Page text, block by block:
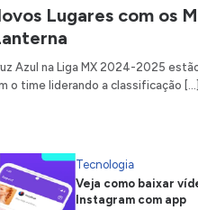
Lugares com os
Azul na Liga MX 2024-2025
o time liderando a classificação […]
Tecnologia
Veja como baixar
Instagram com app